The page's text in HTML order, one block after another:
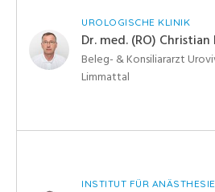
UROLOGISCHE KLINIK
Dr. med. (RO)
Beleg- & Konsiliararzt
Limmattal
INSTITUT FÜR